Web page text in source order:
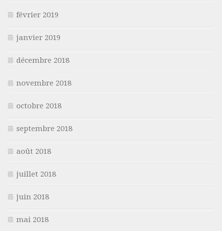
février 2019
janvier 2019
décembre 2018
novembre 2018
octobre 2018
septembre 2018
août 2018
juillet 2018
juin 2018
mai 2018